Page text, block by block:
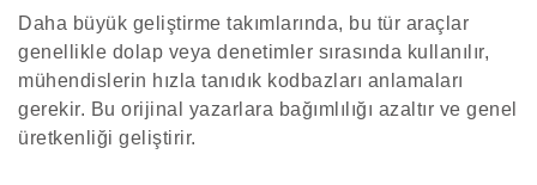
Daha büyük geliştirme takımlarında, bu tür araçlar
genellikle dolap veya denetimler sırasında kullanılır,
mühendislerin hızla tanıdık kodbazları anlamaları
gerekir. Bu orijinal yazarlara bağımlılığı azaltır ve genel
üretkenliği geliştirir.